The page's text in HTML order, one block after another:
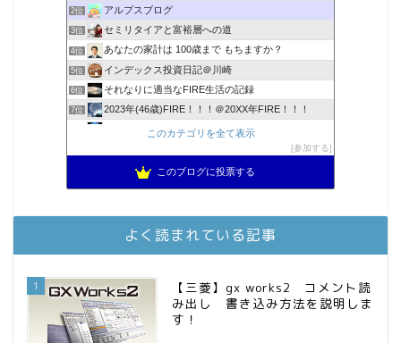
2位 アルプスブログ
3位 セミリタイアと富裕層への道
4位 あなたの家計は 100歳まで もちますか？
5位 インデックス投資日記＠川崎
6位 それなりに適当なFIRE生活の記録
7位 2023年(46歳)FIRE！！！＠20XX年FIRE！！！
3階建ての資産形成
スパコンSEが効率的投資で一家セミリタイアするブログ
11位 お金に困らない生活（インデックス投資ブログ）
FPが実践するお金の知恵を磨く勉強会
このカテゴリを全て表示
参加する
このブログに投票する
よく読まれている記事
1
【三菱】gx works2 コメント読
み出し 書き込み方法を説明しま
す！